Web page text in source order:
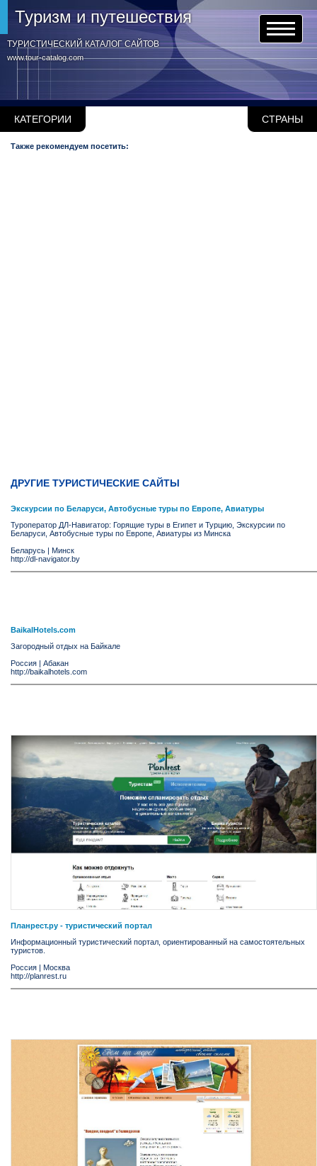
www.tour-catalog.com
Туризм и путешествия
ТУРИСТИЧЕСКИЙ КАТАЛОГ САЙТОВ
КАТЕГОРИИ СТРАНЫ
Также рекомендуем посетить:
ДРУГИЕ ТУРИСТИЧЕСКИЕ САЙТЫ
Экскурсии по Беларуси, Автобусные туры по Европе, Авиатуры
Туроператор ДЛ-Навигатор: Горящие туры в Египет и Турцию, Экскурсии по
Беларуси, Автобусные туры по Европе, Авиатуры из Минска
Беларусь | Минск
http://dl-navigator.by
BaikalHotels.com
Загородный отдых на Байкале
Россия | Абакан
http://baikalhotels.com
Планрест.ру - туристический портал
Информационный туристический портал, ориентированный на самостоятельных
туристов.
Россия | Москва
http://planrest.ru